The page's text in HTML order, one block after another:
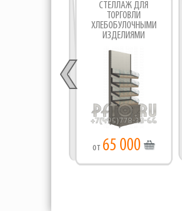
СТЕЛЛАЖ ДЛЯ
ТОРГОВЛИ
ХЛЕБОБУЛОЧНЫМИ
ИЗДЕЛИЯМИ
от 65 000